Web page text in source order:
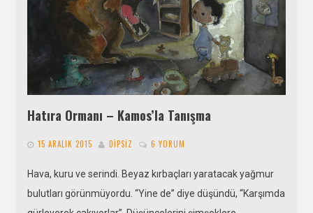
Hatıra Ormanı – Kamos’la Tanışma
15 ARALIK 2015 DIPSIZ 6 YORUM
Hava, kuru ve serindi. Beyaz kırbaçları yaratacak yağmur
bulutları görünmüyordu. “Yine de” diye düşündü, “Karşımda